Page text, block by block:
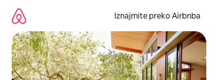
sadržaj
Iznajmite preko Airbnba